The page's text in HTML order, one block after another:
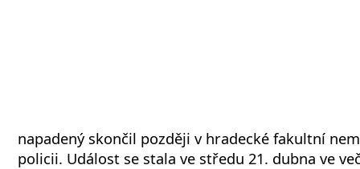
napadený skončil později v hradecké fakultní
policii. Událost se stala ve středu 21. dubna ve